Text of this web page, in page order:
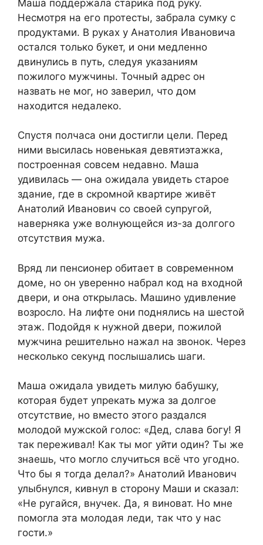
Маша поддержала старика под руку.
Несмотря на его протесты, забрала сумку с
продуктами. В руках у Анатолия Ивановича
остался только букет, и они медленно
двинулись в путь, следуя указаниям
пожилого мужчины. Точный адрес он
назвать не мог, но заверил, что дом
находится недалеко.
Спустя полчаса они достигли цели. Перед
ними высилась новенькая девятиэтажка,
построенная совсем недавно. Маша
удивилась — она ожидала увидеть старое
здание, где в скромной квартире живёт
Анатолий Иванович со своей супругой,
наверняка уже волнующейся из-за долгого
отсутствия мужа.
Вряд ли пенсионер обитает в современном
доме, но он уверенно набрал код на входной
двери, и она открылась. Машино удивление
возросло. На лифте они поднялись на шестой
этаж. Подойдя к нужной двери, пожилой
мужчина решительно нажал на звонок. Через
несколько секунд послышались шаги.
Маша ожидала увидеть милую бабушку,
которая будет упрекать мужа за долгое
отсутствие, но вместо этого раздался
молодой мужской голос: «Дед, слава богу! Я
так переживал! Как ты мог уйти один? Ты же
знаешь, что могло случиться всё что угодно.
Что бы я тогда делал?» Анатолий Иванович
улыбнулся, кивнул в сторону Маши и сказал:
«Не ругайся, внучек. Да, я виноват. Но мне
помогла эта молодая леди, так что у нас
гости.»